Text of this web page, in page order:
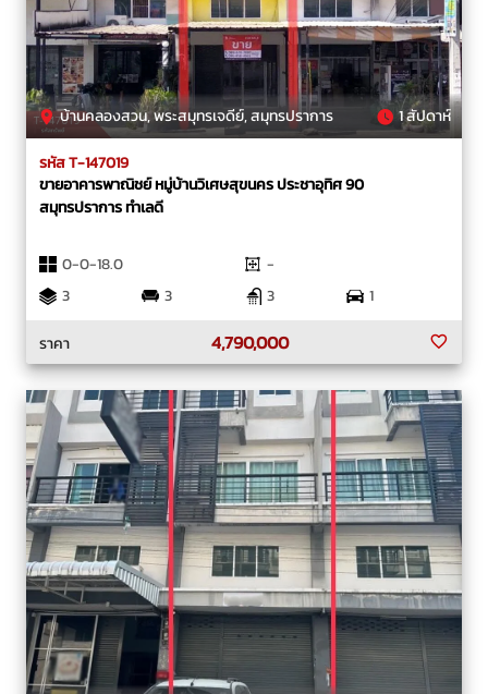
บ้านคลองสวน, พระสมุทรเจดีย์, สมุทรปราการ 1 สัปดาห์
รหัส T-147019
ขายอาคารพาณิชย์ หมู่บ้านวิเศษสุขนคร ประชาอุทิศ 90
สมุทรปราการ ทำเลดี
0-0-18.0
-
3
3 3
1
ราคา
4,790,000